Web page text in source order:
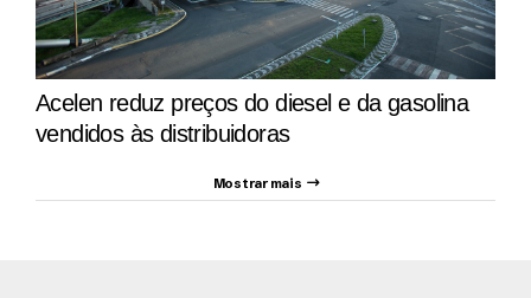
Acelen reduz preços do diesel e da gasolina
vendidos às distribuidoras
Mostrar mais